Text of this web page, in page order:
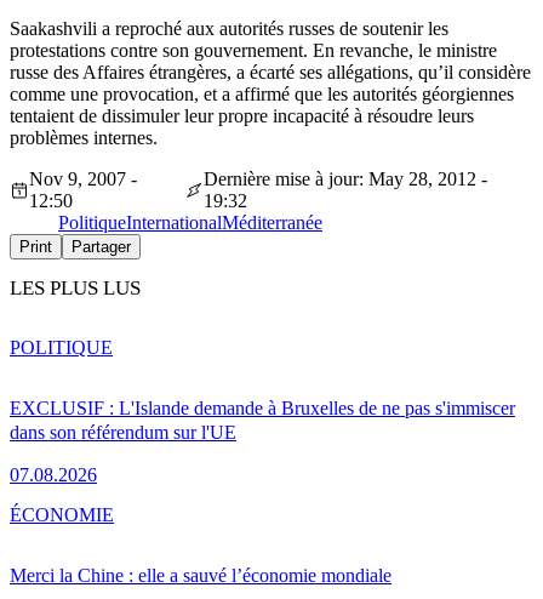
Saakashvili a reproché aux autorités russes de soutenir les
protestations contre son gouvernement. En revanche, le ministre
russe des Affaires étrangères, a écarté ses allégations, qu’il considère
comme une provocation, et a affirmé que les autorités géorgiennes
tentaient de dissimuler leur propre incapacité à résoudre leurs
problèmes internes.
Nov 9, 2007 -
12:50
Dernière mise à jour: May 28, 2012 -
19:32
PolitiqueInternationalMéditerranée
Print Partager
LES PLUS LUS
EXCLUSIF : L'Islande demande à Bruxelles de ne pas s'immiscer
dans son référendum sur l'UE
07.08.2026
POLITIQUE
Merci la Chine : elle a sauvé l’économie mondiale
ÉCONOMIE